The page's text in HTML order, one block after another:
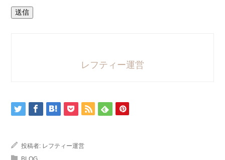
送信
レフティー運営
投稿者: レフティー運営